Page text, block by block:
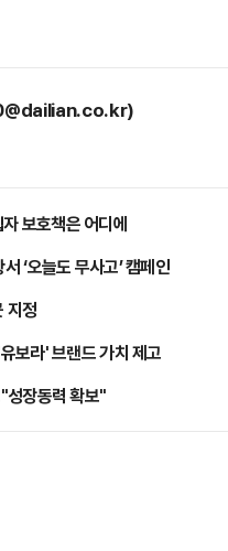
보호책은 어디에
‘오늘도 무사고’ 캠페인
지정
보라' 브랜드 가치 제고
장동력 확보"